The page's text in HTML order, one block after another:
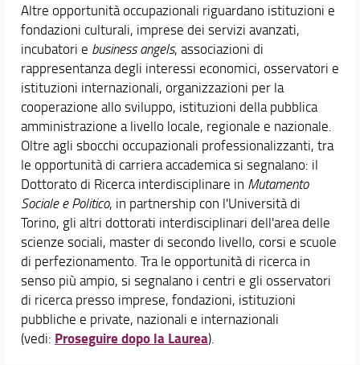
Altre opportunità occupazionali riguardano istituzioni e
fondazioni culturali, imprese dei servizi avanzati,
incubatori e business angels, associazioni di
rappresentanza degli interessi economici, osservatori e
istituzioni internazionali, organizzazioni per la
cooperazione allo sviluppo, istituzioni della pubblica
amministrazione a livello locale, regionale e nazionale.
Oltre agli sbocchi occupazionali professionalizzanti, tra
le opportunità di carriera accademica si segnalano: il
Dottorato di Ricerca interdisciplinare in Mutamento
Sociale e Politico, in partnership con l'Università di
Torino, gli altri dottorati interdisciplinari dell'area delle
scienze sociali, master di secondo livello, corsi e scuole
di perfezionamento. Tra le opportunità di ricerca in
senso più ampio, si segnalano i centri e gli osservatori
di ricerca presso imprese, fondazioni, istituzioni
pubbliche e private, nazionali e internazionali
(vedi: Proseguire dopo la Laurea).